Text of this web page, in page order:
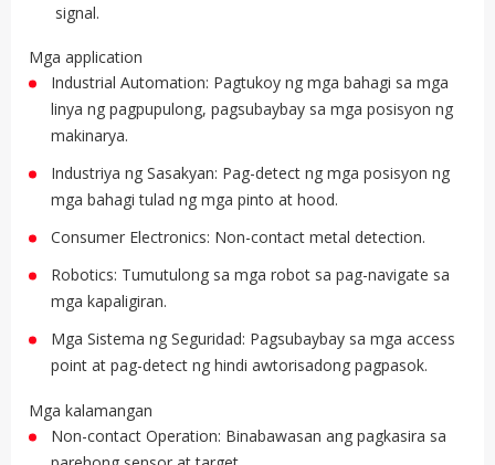
signal.
Mga application
Industrial Automation: Pagtukoy ng mga bahagi sa mga
linya ng pagpupulong, pagsubaybay sa mga posisyon ng
makinarya.
Industriya ng Sasakyan: Pag-detect ng mga posisyon ng
mga bahagi tulad ng mga pinto at hood.
Consumer Electronics: Non-contact metal detection.
Robotics: Tumutulong sa mga robot sa pag-navigate sa
mga kapaligiran.
Mga Sistema ng Seguridad: Pagsubaybay sa mga access
point at pag-detect ng hindi awtorisadong pagpasok.
Mga kalamangan
Non-contact Operation: Binabawasan ang pagkasira sa